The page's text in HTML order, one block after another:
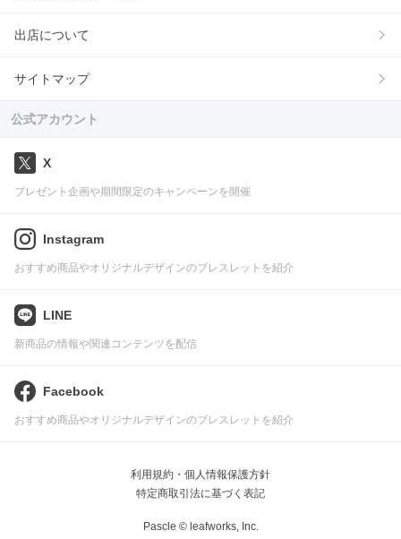
出店について
サイトマップ
公式アカウント
X
プレゼント企画や期間限定のキャンペーンを開催
Instagram
おすすめ商品やオリジナルデザインのブレスレットを紹介
LINE
新商品の情報や関連コンテンツを配信
Facebook
おすすめ商品やオリジナルデザインのブレスレットを紹介
利用規約・個人情報保護方針
特定商取引法に基づく表記
Pascle © leafworks, Inc.